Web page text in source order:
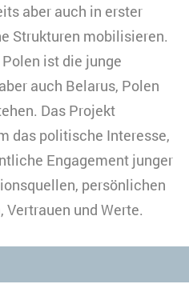
aber auch in erster
Strukturen mobilisieren.
ist die junge
auch Belarus, Polen
Das Projekt
das politische Interesse,
Engagement junger
persönlichen
und Werte.